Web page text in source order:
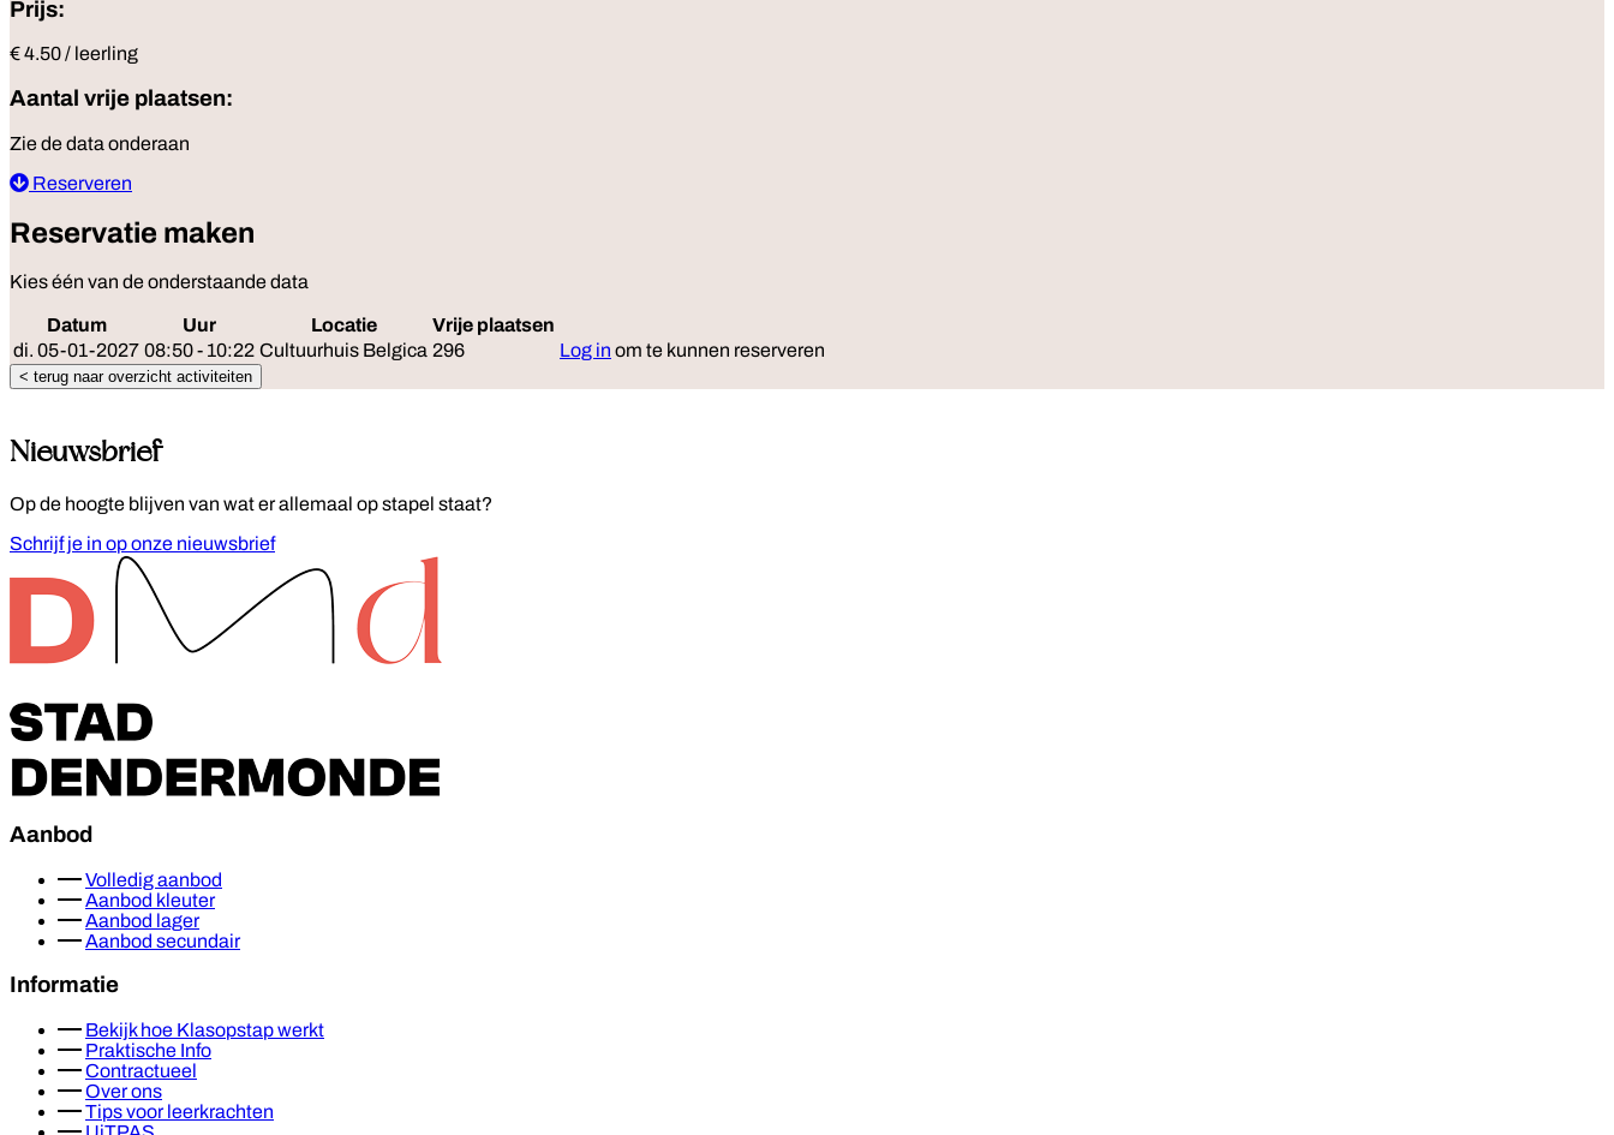
Prijs:
€ 4.50 / leerling
Aantal vrije plaatsen:
Zie de data onderaan
Reserveren
Reservatie maken
Kies één van de onderstaande data
Datum Uur Locatie Vrije plaatsen
di. 05-01-2027 08:50 - 10:22 Cultuurhuis Belgica 296 Log in om te kunnen reserveren
< terug naar overzicht activiteiten
Nieuwsbrief
Op de hoogte blijven van wat er allemaal op stapel staat?
Schrijf je in op onze nieuwsbrief
Aanbod
Volledig aanbod
Aanbod kleuter
Aanbod lager
Aanbod secundair
Informatie
Bekijk hoe Klasopstap werkt
Praktische Info
Contractueel
Over ons
Tips voor leerkrachten